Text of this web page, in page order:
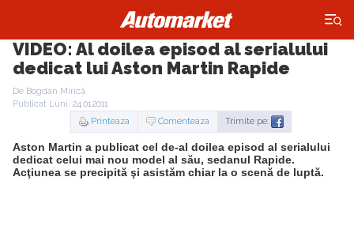
×
VIDEO: Al doilea episod al serialului
dedicat lui Aston Martin Rapide
De Bogdan Mirică
Publicat Luni, 24.01.2011
Printeaza
Comenteaza Trimite pe:
Aston Martin a publicat cel de-al doilea episod al serialului
dedicat celui mai nou model al său, sedanul Rapide.
Acţiunea se precipită şi asistăm chiar la o scenă de luptă.